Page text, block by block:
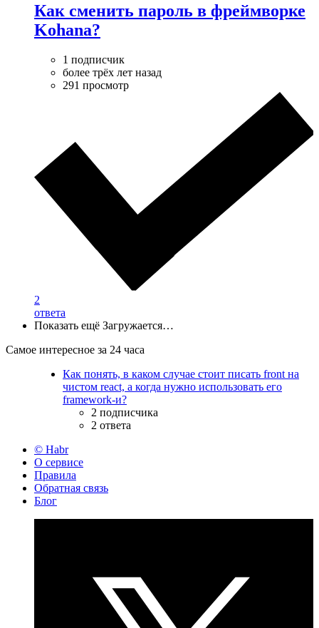
Как сменить пароль в фреймворке
Kohana?
1 подписчик
более трёх лет назад
291 просмотр
2
ответа
Показать ещё Загружается…
Самое интересное за 24 часа
Как понять, в каком случае стоит писать front на
чистом react, а когда нужно использовать его
framework-и?
2 подписчика
2 ответа
© Habr
О сервисе
Правила
Обратная связь
Блог